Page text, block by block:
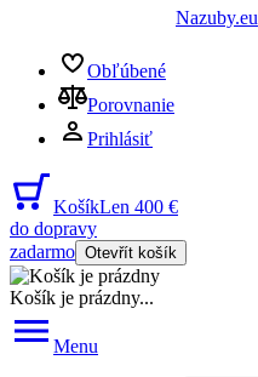
Nazuby.eu
Obľúbené
Porovnanie
Prihlásiť
KošíkLen 400 €
do dopravy
zadarmo Otevřít košík
Košík je prázdny...
Menu